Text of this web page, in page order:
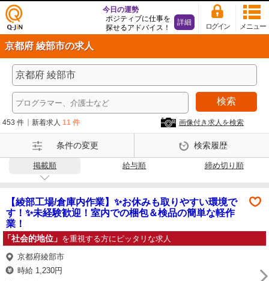
仕事
探し
の求
人サ
イト
Q-Ji
メニュー
ログイン
今日の運勢
ポジティブに仕事を
探せるアドバイス！
詳細
京都府 綾部市の求人
検索
453 件 新着求人 11 件 画像付き求人を検索
条件の変更 検索履歴
掲載順 給与順 締め切り順
【綾部工場/倉庫内作業】✨お休みも取りやすい環境で
す！✨未経験歓迎！室内での梱包＆検品の簡単な軽作
業！
「社会的地位」 を重視する方にピッタリな求人
京都府綾部市
時給 1,230円